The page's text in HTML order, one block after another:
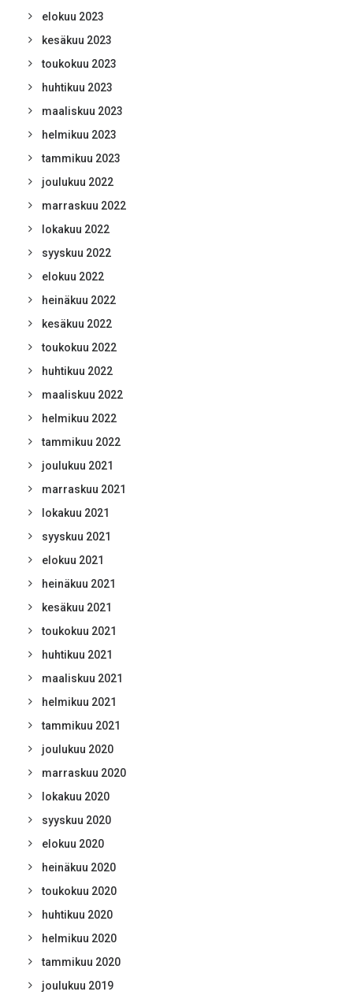
elokuu 2023
kesäkuu 2023
toukokuu 2023
huhtikuu 2023
maaliskuu 2023
helmikuu 2023
tammikuu 2023
joulukuu 2022
marraskuu 2022
lokakuu 2022
syyskuu 2022
elokuu 2022
heinäkuu 2022
kesäkuu 2022
toukokuu 2022
huhtikuu 2022
maaliskuu 2022
helmikuu 2022
tammikuu 2022
joulukuu 2021
marraskuu 2021
lokakuu 2021
syyskuu 2021
elokuu 2021
heinäkuu 2021
kesäkuu 2021
toukokuu 2021
huhtikuu 2021
maaliskuu 2021
helmikuu 2021
tammikuu 2021
joulukuu 2020
marraskuu 2020
lokakuu 2020
syyskuu 2020
elokuu 2020
heinäkuu 2020
toukokuu 2020
huhtikuu 2020
helmikuu 2020
tammikuu 2020
joulukuu 2019